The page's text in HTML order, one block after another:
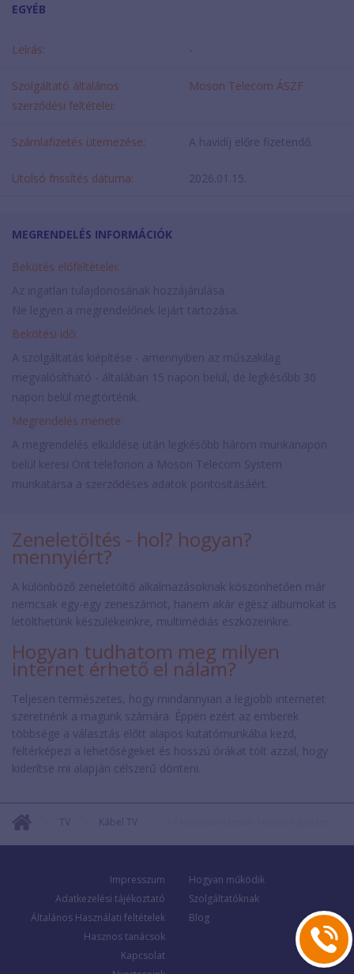
EGYÉB
Leírás: -
Szolgáltató általános
szerződési feltételei:
Moson Telecom ÁSZF
Számlafizetés ütemezése: A havidíj előre fizetendő.
Utolsó frissítés dátuma: 2026.01.15.
MEGRENDELÉS INFORMÁCIÓK
Bekötés előfeltételei:
Bekötési idő:
Megrendelés menete:
Zeneletöltés - hol? hogyan?
mennyiért?
A különböző zeneletöltő alkalmazásoknak köszönhetően már
nemcsak egy-egy zeneszámot, hanem akár egész albumokat is
letölthetünk készülékeinkre, multimédiás eszközeinkre.
Hogyan tudhatom meg milyen
internet érhető el nálam?
Teljesen természetes, hogy mindannyian a legjobb internetet
szeretnénk a magunk számára. Éppen ezért az emberek
többsége a választás előtt alapos kutatómunkába kezd,
feltérképezi a lehetőségeket és hosszú órákat tölt azzal, hogy
kiderítse mi alapján célszerű dönteni.
TV Kábel TV
Impresszum
Adatkezelési tájékoztató
Általános Használati feltételek
Hasznos tanácsok
Kapcsolat
Hogyan működik
Szolgáltatóknak
Blog